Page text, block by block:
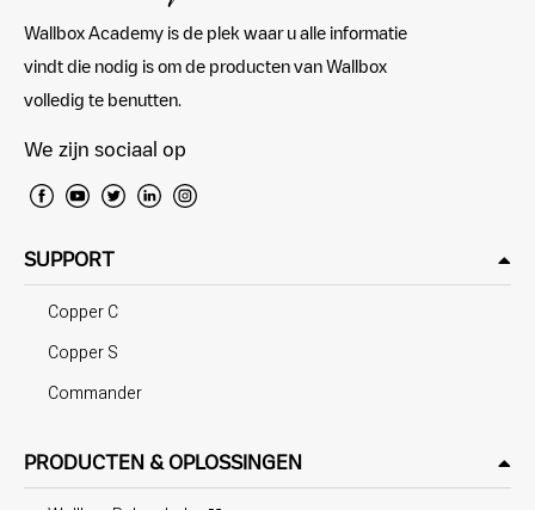
Wallbox Academy is de plek waar u alle informatie
vindt die nodig is om de producten van Wallbox
volledig te benutten.
We zijn sociaal op
SUPPORT
Copper C
Copper S
Commander
PRODUCTEN & OPLOSSINGEN